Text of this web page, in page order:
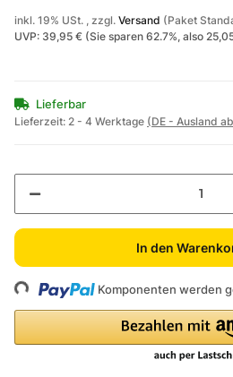
inkl. 19% USt. , zzgl. Versand (Paket
UVP: 39,95 € (Sie sparen 62.7% , also
Lieferbar
Lieferzeit: 2 - 4 Werktage (DE - Ausland
In den
Komponenten werden